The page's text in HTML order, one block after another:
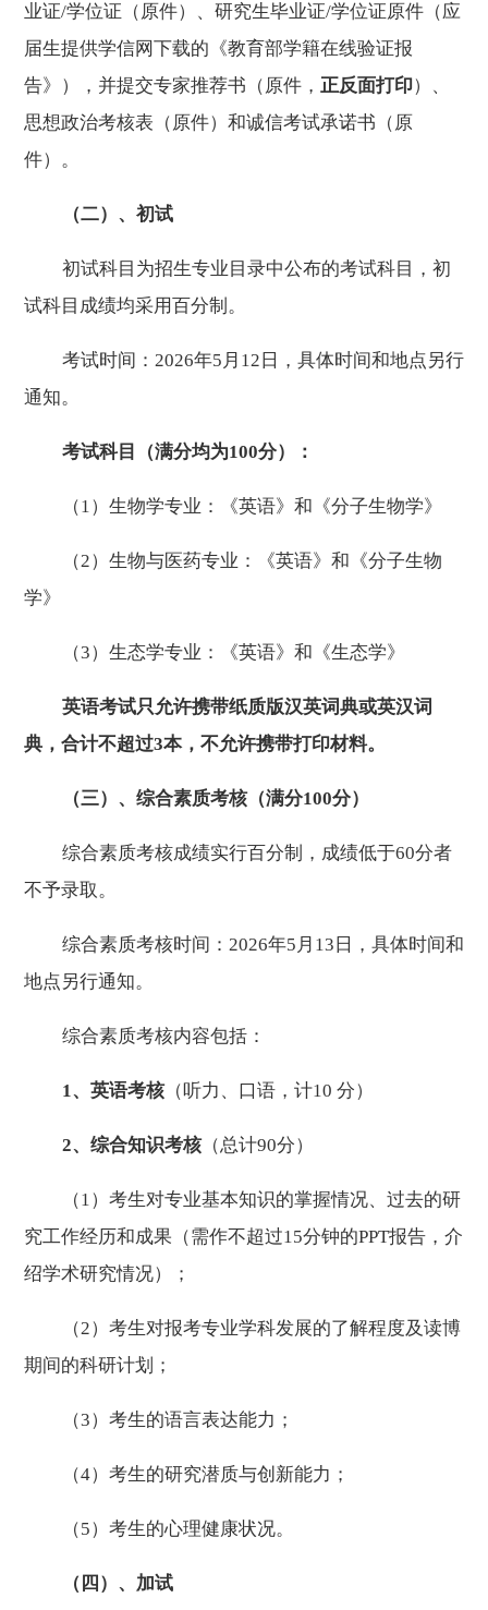
业证/学位证 （ 原件）、研究生毕业证/学位证原件 （应
届生提供学信网下载的《教育部学籍在线验证报
告》 ） ，并提交专家推荐书（原件 ， 正反面打印） 、
思想政治考核表（原件）和诚信考试承诺书（原
件） 。
（二）、初试
初试科目为招生专业目录中公布的考试科目，初
试科目成绩均采用百分制。
考试时间： 2026年5 月 12 日 ，具体时间和地点另行
通知。
考试科目（满分均为100分）：
（1 ）生物学专业：《英语》和《分子生物学》
（2）生物与医药专业：《英语》和《分子生物
学》
（3）生态学专业：《英语》和《生态学》
英语考试只允许携带纸质版汉英词典或英汉词
典，合计不超过3本，不允许携带打印材料。
（三）、综合素质考核（满分100分）
综合素质考核成绩实行百分制，成绩低于60分者
不予录取。
综合素质考核时间： 2026年5 月 13 日 ，具体时间和
地点另行通知。
综合素质考核内容包括：
1 、英语考核（听力、口语，计10 分）
2、综合知识考核（总计90分）
（1 ）考生对专业基本知识的掌握情况、过去的研
究工作经历和成果（需作不超过15分钟的PPT报告，介
绍学术研究情况）；
（2）考生对报考专业学科发展的了解程度及读博
期间的科研计划；
（3）考生的语言表达能力；
（4）考生的研究潜质与创新能力 ；
（5）考生的心理健康状况。
（四）、加试